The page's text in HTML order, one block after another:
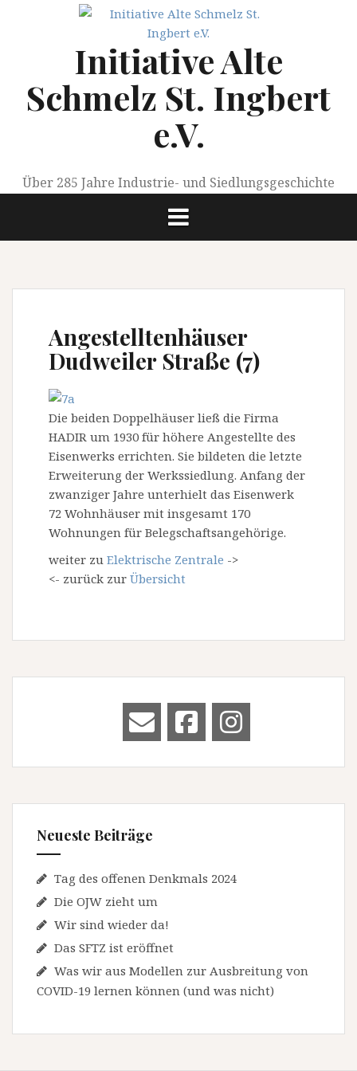
Initiative Alte
Schmelz St. Ingbert
e.V.
Über 285 Jahre Industrie- und Siedlungsgeschichte
Angestelltenhäuser
Dudweiler Straße (7)
Die beiden Doppelhäuser ließ die Firma
HADIR um 1930 für höhere Angestellte des
Eisenwerks errichten. Sie bildeten die letzte
Erweiterung der Werkssiedlung. Anfang der
zwanziger Jahre unterhielt das Eisenwerk
72 Wohnhäuser mit insgesamt 170
Wohnungen für Belegschaftsangehörige.
weiter zu Elektrische Zentrale ->
<- zurück zur Übersicht
Neueste Beiträge
Tag des offenen Denkmals 2024
Die OJW zieht um
Wir sind wieder da!
Das SFTZ ist eröffnet
Was wir aus Modellen zur Ausbreitung von
COVID-19 lernen können (und was nicht)